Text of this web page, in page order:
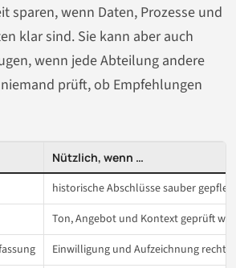
sparen, wenn Daten, Prozesse und
klar sind. Sie kann aber auch
wenn jede Abteilung andere
prüft, ob Empfehlungen
Nützlich, wenn …
historische Abschlüsse sauber
Ton, Angebot und Kontext geprüft
Einwilligung und Aufzeichnung